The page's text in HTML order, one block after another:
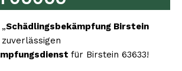
Schädlingsbekämpfung Birstein
für Birstein 63633!